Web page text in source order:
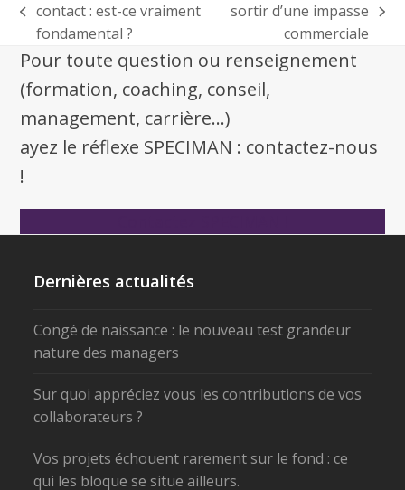
contact : est-ce vraiment
fondamental ?
sortir d’une impasse
commerciale
Pour toute question ou renseignement
(formation, coaching, conseil,
management, carrière...)
ayez le réflexe SPECIMAN : contactez-nous
!
Dernières actualités
Congé de naissance : le nouveau test grandeur
nature des managers
Sur quoi appréciez vous les contributions de vos
collaborateurs ?
Vos projets échouent rarement sur le fond : ce
qui les bloque se situe ailleurs.